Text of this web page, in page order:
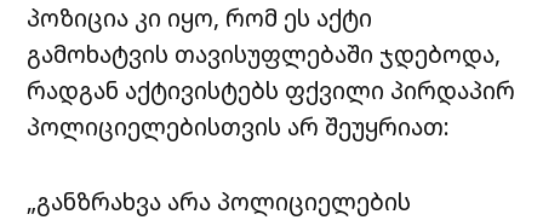
პოზიცია კი იყო, რომ ეს აქტი
გამოხატვის თავისუფლებაში ჯდებოდა,
რადგან აქტივისტებს ფქვილი პირდაპირ
პოლიციელებისთვის არ შეუყრიათ:
„განზრახვა არა პოლიციელების